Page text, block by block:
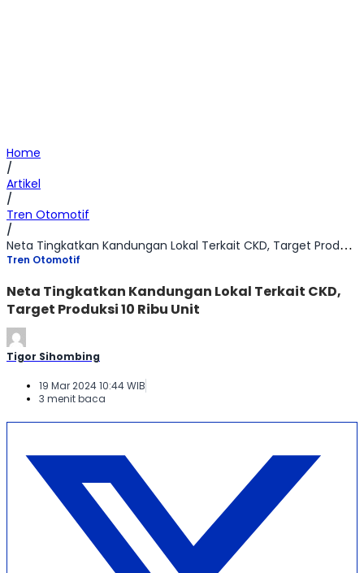
Home
/
Artikel
/
Tren Otomotif
/
Neta Tingkatkan Kandungan Lokal Terkait CKD, Target Produksi 10 Ribu Unit
Tren Otomotif
Neta Tingkatkan Kandungan Lokal Terkait CKD,
Target Produksi 10 Ribu Unit
Tigor Sihombing
19 Mar 2024 10:44 WIB
3 menit baca